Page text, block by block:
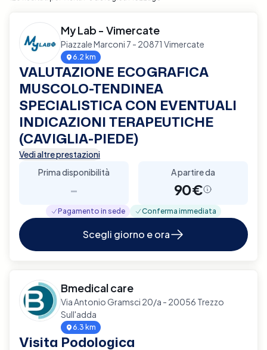
My Lab - Vimercate
Piazzale Marconi 7 - 20871 Vimercate
6.2 km
VALUTAZIONE ECOGRAFICA
MUSCOLO-TENDINEA
SPECIALISTICA CON EVENTUALI
INDICAZIONI TERAPEUTICHE
(CAVIGLIA-PIEDE)
Vedi altre prestazioni
Prima disponibilità
-
A partire da
90€
Pagamento in sede Conferma immediata
Scegli giorno e ora
Bmedical care
Via Antonio Gramsci 20/a - 20056 Trezzo
Sull'adda
6.3 km
Visita Podologica